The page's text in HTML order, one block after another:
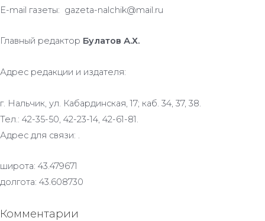
E-mail газеты: gazeta-nalchik@mail.ru
Главный редактор Булатов А.Х.
Адрес редакции и издателя:
г. Нальчик, ул. Кабардинская, 17; каб. 34, 37, 38.
Тел.: 42-35-50, 42-23-14, 42-61-81.
Адрес для связи: .
широта: 43.479671
долгота: 43.608730
Комментарии